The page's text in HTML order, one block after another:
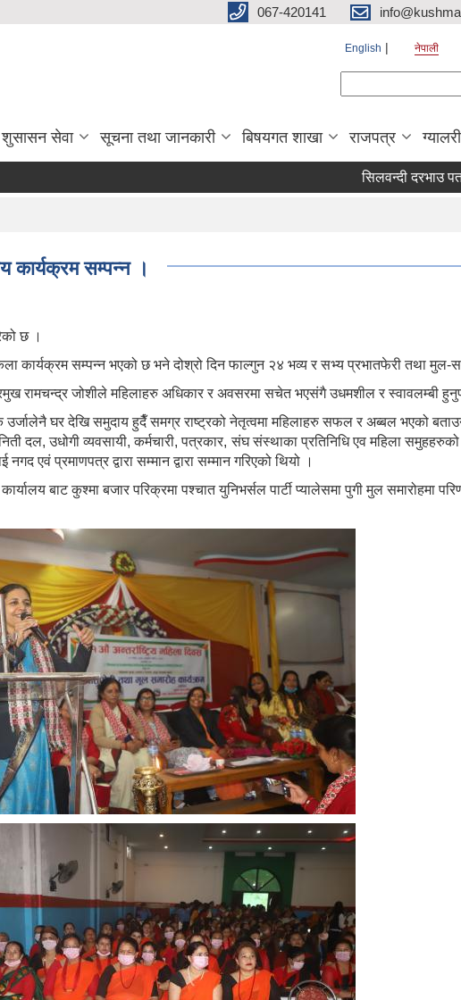
067-420141
English नेपाली
शुसासन सेवा सूचना तथा जानकारी बिषयगत शाखा राजपत्र ग्यालरी
सिलवन्दी दरभाउ पत्र आब्हानको
कार्यक्रम सम्पन्न ।
छ ।
कार्यक्रम सम्पन्न भएको छ भने दोश्रो दिन फाल्गुन २४ भव्य र सभ्य प्रभातफेरी तथा मुल-
रामचन्द्र जोशीले महिलाहरु अधिकार र अवसरमा सचेत भएसंगै उधमशील र स्वावलम्बी
घर देखि समुदाय हुदैँ समग्र राष्ट्रको नेतृत्वमा महिलाहरु सफल र अब्बल भएको
दल, उधोगी व्यवसायी, कर्मचारी, पत्रकार, संघ संस्थाका प्रतिनिधि एव महिला
एवं प्रमाणपत्र द्वारा सम्मान द्वारा सम्मान गरिएको थियो ।
बाट कुश्मा बजार परिक्रमा पश्चात युनिभर्सल पार्टी प्यालेसमा पुगी मुल समारोहमा